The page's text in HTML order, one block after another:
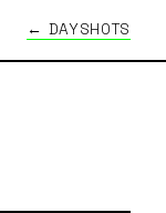
← DAYSHOTS